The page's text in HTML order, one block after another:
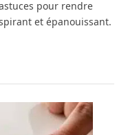
pour rendre
et épanouissant.